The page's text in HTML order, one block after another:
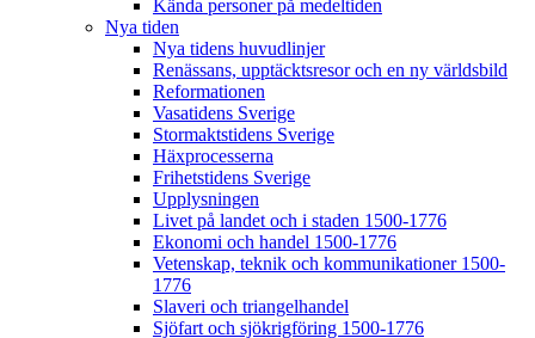
Kända personer på medeltiden
Nya tiden
Nya tidens huvudlinjer
Renässans, upptäcktsresor och en ny världsbild
Reformationen
Vasatidens Sverige
Stormaktstidens Sverige
Häxprocesserna
Frihetstidens Sverige
Upplysningen
Livet på landet och i staden 1500-1776
Ekonomi och handel 1500-1776
Vetenskap, teknik och kommunikationer 1500-
1776
Slaveri och triangelhandel
Sjöfart och sjökrigföring 1500-1776